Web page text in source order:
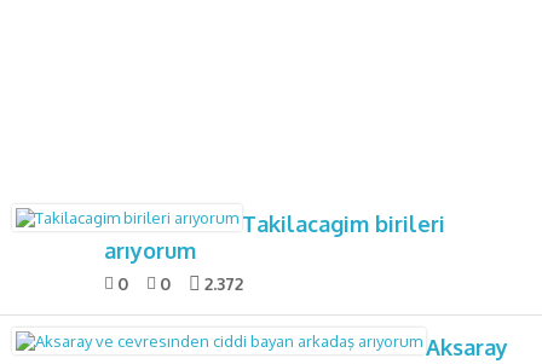
Takilacagim birileri
arıyorum
0 0 2.372
Aksaray